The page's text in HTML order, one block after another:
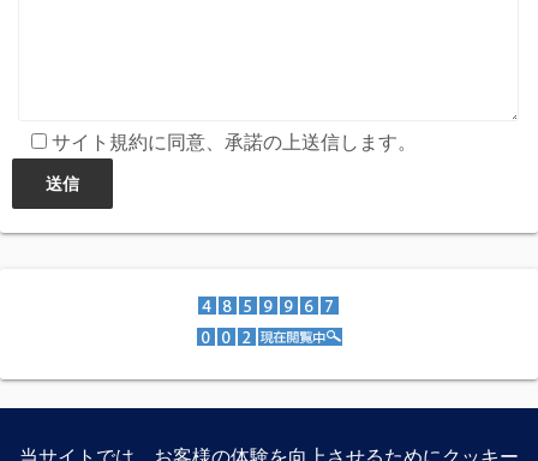
サイト規約に同意、承諾の上送信します。